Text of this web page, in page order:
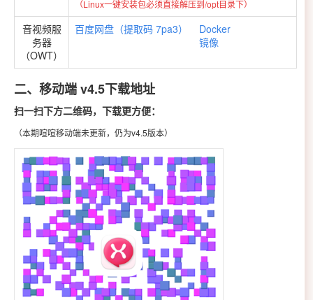
（Linux一键安装包必须直接解压到/opt目录下）
音视频服
务器
（OWT）
百度网盘（提取码 7pa3）
Docker
镜像
二、移动端 v4.5下载地址
扫一扫下方二维码，下载更方便：
（本期喧喧移动端未更新，仍为v4.5版本）